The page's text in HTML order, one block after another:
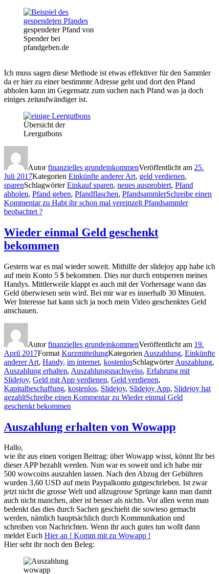
gespendeter Pfand von
Spender bei
pfandgeben.de
Ich muss sagen diese Methode ist etwas effektiver für den Sammler
da er hier zu einer bestimmte Adresse geht und dort den Pfand
abholen kann im Gegensatz zum suchen nach Pfand was ja doch
einiges zeitaufwändiger ist.
Übersicht der
Leergutbons
Autorfinanzielles grundeinkommenVeröffentlicht am 25.
Juli 2017Kategorien Einkünfte anderer Art, geld verdienen,
sparenSchlagwörterEinkauf sparen, neues ausprobiert, Pfand
abholen, Pfand geben, Pfandflaschen, PfandsammlerSchreibe einen
Kommentarzu Habt ihr schon mal vereinzelt Pfandsammler
beobachtet ?
Wieder einmal Geld geschenkt
bekommen
Gestern war es mal wieder soweit. Mithilfe der slidejoy app habe ich
auf mein Konto 5 $ bekommen. Dies nur durch entsperren meines
Handys. Mittlerweile klappt es auch mit der Vorhersage wann das
Geld überwiesen sein wird. Bei mir war es innerhalb 30 Minuten.
Wer Interesse hat kann sich ja noch mein Video geschenktes Geld
anschauen.
Autorfinanzielles grundeinkommenVeröffentlicht am 19.
April 2017Format KurzmitteilungKategorien Auszahlung, Einkünfte
anderer Art, Handy, im internet, kostenlosSchlagwörterAuszahlung,
Auszahlung erhalten, Auszahlungsnachweiss, Erfahrung mit
Slidejoy, Geld mit App verdienen, Geld verdienen,
Kapitalbeschaffung, kostenlos, Slidejoy, Slidejoy App, Slidejoy hat
gezahltSchreibe einen Kommentarzu Wieder einmal Geld
geschenkt bekommen
Auszahlung erhalten von Wowapp
Hallo,
wie ihr aus einen vorigen Beitrag: über Wowapp wisst, könnt Ihr bei
dieser APP bezahlt werden. Nun war es soweit und ich habe mir
500 wowcoins auszahlen lassen. Nach den Abzug der Gebühren
wurden 3,60 USD auf mein Paypalkonto gutgeschrieben. Ist zwar
jetzt nicht die grosse Welt und allzugrosse Sprünge kann man damit
auch nicht manchen, aber ist besser als nichts. Vor allen wenn man
bedenkt das dies durch Sachen geschieht die sowieso gemacht
werden, nämlich hauptsächlich durch Kommunikation und
schreiben von Nachrichten. Wenn ihr auch gutes tun wollt dann
meldet Euch Hier an ! Komm mit zu Wowapp !
Hier seht ihr noch den Beleg: